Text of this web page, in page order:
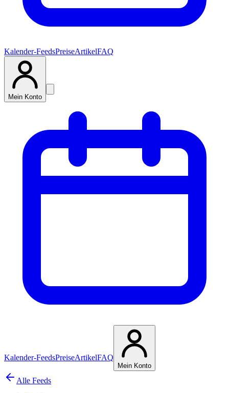
Kalender-FeedsPreiseArtikelFAQ
Mein Konto
Kalender-FeedsPreiseArtikelFAQ
Mein Konto
Alle Feeds